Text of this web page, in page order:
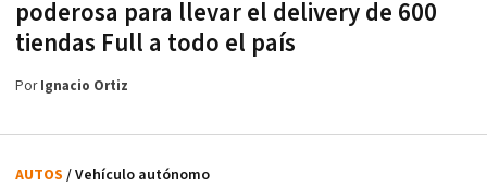
poderosa para llevar el delivery de 600
tiendas Full a todo el país
PorIgnacio Ortiz
AUTOS / Vehículo autónomo